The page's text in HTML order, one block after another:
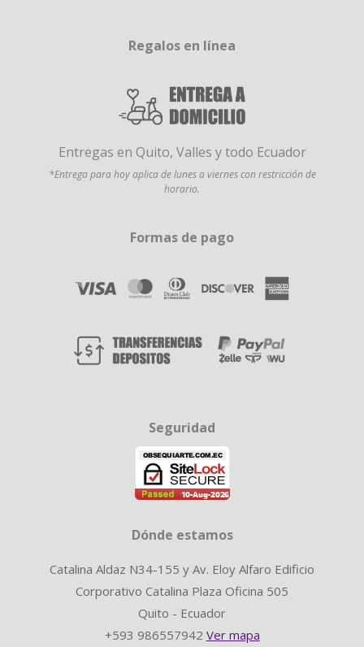
Regalos en línea
Entregas en Quito, Valles y todo Ecuador
*Entrega para hoy aplica de lunes a viernes con restricción de
horario.
Formas de pago
Seguridad
Dónde estamos
Catalina Aldaz N34-155 y Av. Eloy Alfaro Edificio
Corporativo Catalina Plaza Oficina 505
Quito - Ecuador
+593 986557942 Ver mapa